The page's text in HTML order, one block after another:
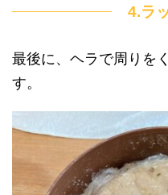
4.ラ
最後に、ヘラで周りを
す。